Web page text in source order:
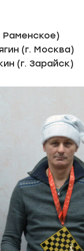
Раменское)
(г. Москва)
(г. Зарайск)